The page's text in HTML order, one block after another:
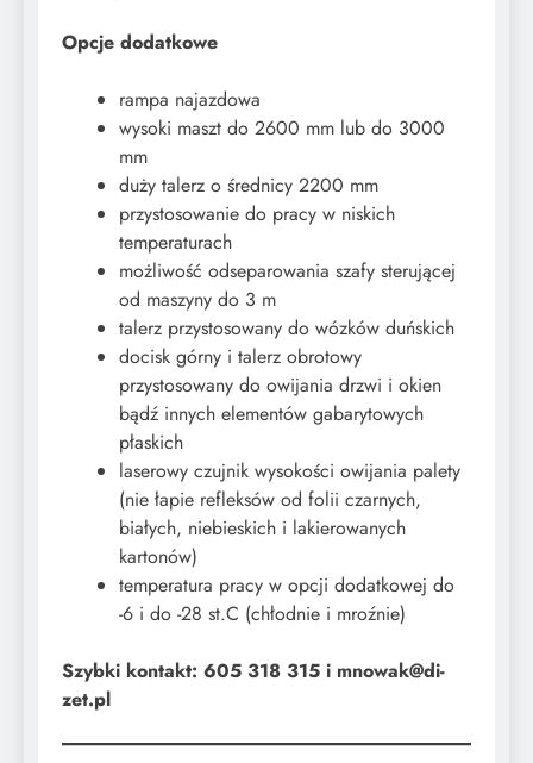
Opcje dodatkowe
rampa najazdowa
wysoki maszt do 2600 mm lub do 3000
mm
duży talerz o średnicy 2200 mm
przystosowanie do pracy w niskich
temperaturach
możliwość odseparowania szafy sterującej
od maszyny do 3 m
talerz przystosowany do wózków duńskich
docisk górny i talerz obrotowy
przystosowany do owijania drzwi i okien
bądź innych elementów gabarytowych
płaskich
laserowy czujnik wysokości owijania palety
(nie łapie refleksów od folii czarnych,
białych, niebieskich i lakierowanych
kartonów)
temperatura pracy w opcji dodatkowej do
-6 i do -28 st.C (chłodnie i mroźnie)
Szybki kontakt: 605 318 315 i mnowak@di-
zet.pl